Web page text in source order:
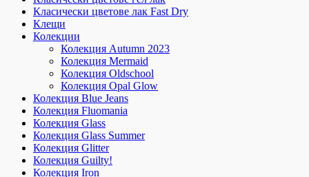
Класически цветове лак Fast Dry
Клещи
Колекции
Колекция Autumn 2023
Колекция Mermaid
Колекция Oldschool
Колекция Opal Glow
Колекция Blue Jeans
Колекция Fluomania
Колекция Glass
Колекция Glass Summer
Колекция Glitter
Колекция Guilty!
Колекция Iron